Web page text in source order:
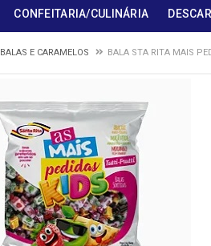
CONFEITARIA/CULINÁRIA
BALAS E CARAMELOS BALA STA RITA MAIS